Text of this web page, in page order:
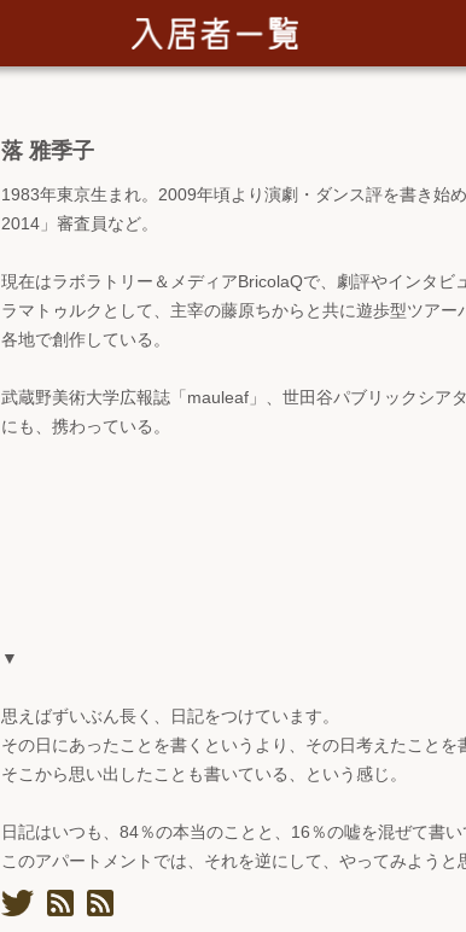
落 雅季子
1983年東京生まれ。2009年頃より演劇・ダンス評を書き始
2014」審査員など。
現在はラボラトリー＆メディアBricolaQで、劇評やインタビ
ラマトゥルクとして、主宰の藤原ちからと共に遊歩型ツア
各地で創作している。
武蔵野美術大学広報誌「mauleaf」、世田谷パブリックシア
にも、携わっている。
▼
思えばずいぶん長く、日記をつけています。
その日にあったことを書くというより、その日考えたことを
そこから思い出したことも書いている、という感じ。
日記はいつも、84％の本当のことと、16％の嘘を混ぜて書
このアパートメントでは、それを逆にして、やってみようと